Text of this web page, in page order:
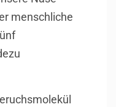
menschliche